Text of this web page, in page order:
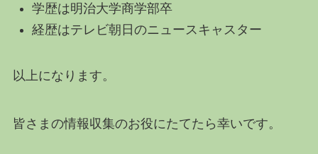
学歴は明治大学商学部卒
経歴はテレビ朝日のニュースキャスター
以上になります。
皆さまの情報収集のお役にたてたら幸いです。